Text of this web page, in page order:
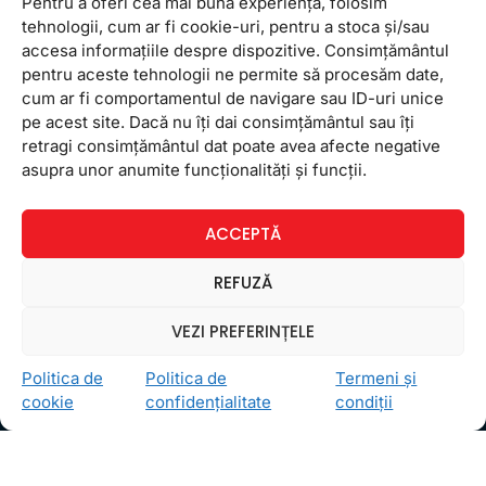
tehnologii, cum ar fi cookie-uri, pentru a stoca și/sau
accesa informațiile despre dispozitive. Consimțământul
pentru aceste tehnologii ne permite să procesăm date,
cum ar fi comportamentul de navigare sau ID-uri unice
pe acest site. Dacă nu îți dai consimțământul sau îți
retragi consimțământul dat poate avea afecte negative
asupra unor anumite funcționalități și funcții.
ACCEPTĂ
REFUZĂ
VEZI PREFERINȚELE
Politica de
cookie
Politica de
confidențialitate
Termeni și
condiții
Ceea ce ne ghidează pe toţi cei din echipa FollowMe
este motto-ulÎnvaţă zâmbind. Vrem să realizăm asta
Locații
FollowMe Vitan